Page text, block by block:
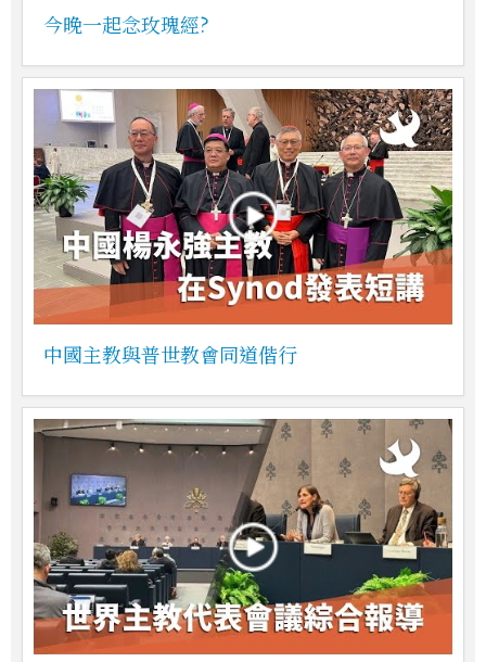
今晚一起念玫瑰經?
中國主教與普世教會同道偕行